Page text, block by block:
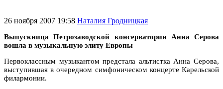
26 ноября 2007 19:58 Наталия Гродницкая
Выпускница Петрозаводской консерватории Анна Серова
вошла в музыкальную элиту Европы
Первоклассным музыкантом предстала альтистка Анна Серова,
выступившая в очередном симфоническом концерте Карельской
филармонии.